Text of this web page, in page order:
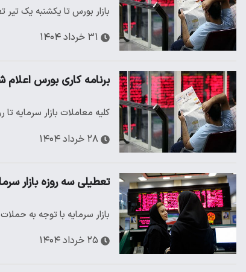
بازار بورس تا یکشنبه یک
۳۱ خرداد ۱۴۰۴
برنامه کاری بورس اعلام
کلیه معاملات بازار سرمایه
۲۸ خرداد ۱۴۰۴
تعطیلی سه روزه بازار
بازار سرمایه با توجه به
۲۵ خرداد ۱۴۰۴